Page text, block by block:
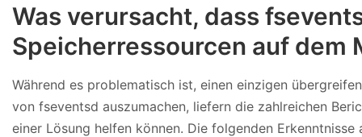
Was verursacht, dass
Speicherressourcen auf dem
Während es problematisch ist, einen einzigen
von fseventsd auszumachen, liefern die zahlreichen
einer Lösung helfen können. Die folgenden